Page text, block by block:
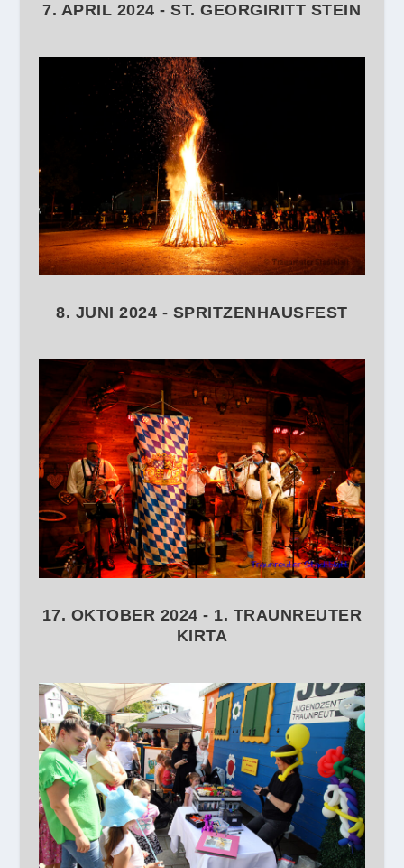
7. APRIL 2024 - ST. GEORGIRITT STEIN
8. JUNI 2024 - SPRITZENHAUSFEST
17. OKTOBER 2024 - 1. TRAUNREUTER
KIRTA